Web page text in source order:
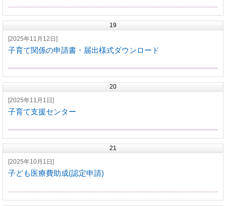
19
[2025年11月12日]
子育て関係の申請書・届出様式ダウンロード
20
[2025年11月1日]
子育て支援センター
21
[2025年10月1日]
子ども医療費助成(認定申請)